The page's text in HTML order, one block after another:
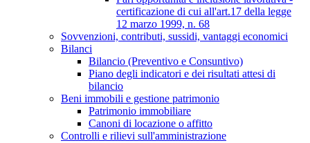
certificazione di cui all'art.17 della legge
12 marzo 1999, n. 68
Sovvenzioni, contributi, sussidi, vantaggi economici
Bilanci
Bilancio (Preventivo e Consuntivo)
Piano degli indicatori e dei risultati attesi di
bilancio
Beni immobili e gestione patrimonio
Patrimonio immobiliare
Canoni di locazione o affitto
Controlli e rilievi sull'amministrazione